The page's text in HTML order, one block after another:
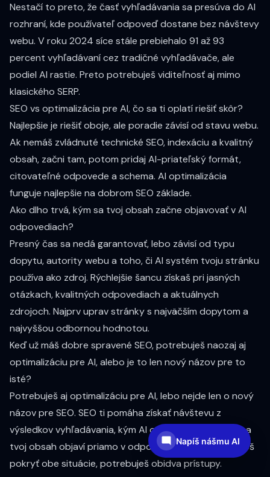
Nestačí to preto, že časť vyhľadávania sa presúva do AI
rozhraní, kde používateľ odpoveď dostane bez návštevy
webu. V roku 2024 síce stále prebiehalo 91 až 93
percent vyhľadávaní cez tradičné vyhľadávače, ale
podiel AI rastie. Preto potrebuješ viditeľnosť aj mimo
klasického SERP.
SEO vs optimalizácia pre AI, čo sa ti oplatí riešiť skôr?
Najlepšie je riešiť oboje, ale poradie závisí od stavu webu.
Ak nemáš zvládnuté technické SEO, indexáciu a kvalitný
obsah, začni tam, potom pridaj AI-priateľský formát,
citovateľné odpovede a schema. AI optimalizácia
funguje najlepšie na dobrom SEO základe.
Ako dlho trvá, kým sa tvoj obsah začne objavovať v AI
odpovediach?
Presný čas sa nedá garantovať, lebo závisí od typu
dopytu, autority webu a toho, či AI systém tvoju stránku
používa ako zdroj. Rýchlejšie šancu získaš pri jasných
otázkach, kvalitných odpovediach a aktuálnych
zdrojoch. Najprv uprav stránky s najväčším dopytom a
najvyššou odbornou hodnotou.
Keď už máš dobre spravené SEO, potrebuješ naozaj aj
optimalizáciu pre AI, alebo je to len nový názov pre to
isté?
Potrebuješ aj optimalizáciu pre AI, lebo nejde len o nový
názov pre SEO. SEO ti pomáha získať návštevu z
výsledkov vyhľadávania, kým AI optimalizácia rieši, či sa
tvoj obsah objaví priamo v odpovedi bez kliku. Ak chceš
pokryť obe situácie, potrebuješ obidva prístupy.
Napíš nášmu AI